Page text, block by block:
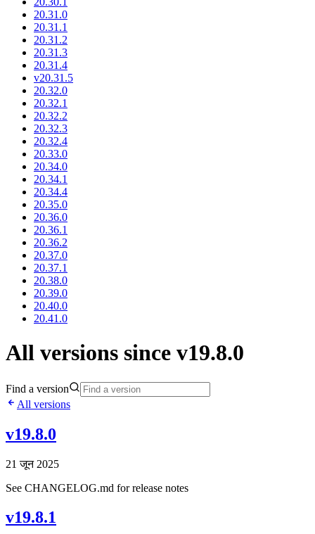
20.31.0
20.31.1
20.31.2
20.31.3
20.31.4
v20.31.5
20.32.0
20.32.1
20.32.2
20.32.3
20.32.4
20.33.0
20.34.0
20.34.1
20.34.4
20.35.0
20.36.0
20.36.1
20.36.2
20.37.0
20.37.1
20.38.0
20.39.0
20.40.0
20.41.0
All versions since v19.8.0
Find a version
All versions
v19.8.0
21 जून 2025
See CHANGELOG.md for release notes
v19.8.1